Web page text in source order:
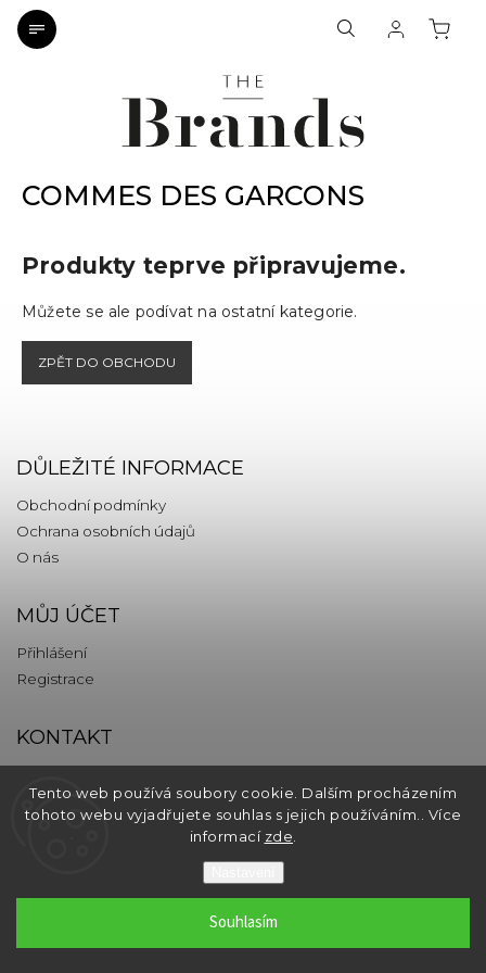
Tento web používá soubory cookie. Dalším procházením
tohoto webu vyjadřujete souhlas s jejich používáním.. Více
informací zde
Souhlasím
COMMES DES GARCONS
Produkty teprve připravujeme.
Můžete se ale podívat na ostatní kategorie.
ZPĚT DO OBCHODU
DŮLEŽITÉ INFORMACE
Obchodní podmínky
Ochrana osobních údajů
O nás
MŮJ ÚČET
Přihlášení
Registrace
KONTAKT
. Všechna práva vyhrazena.